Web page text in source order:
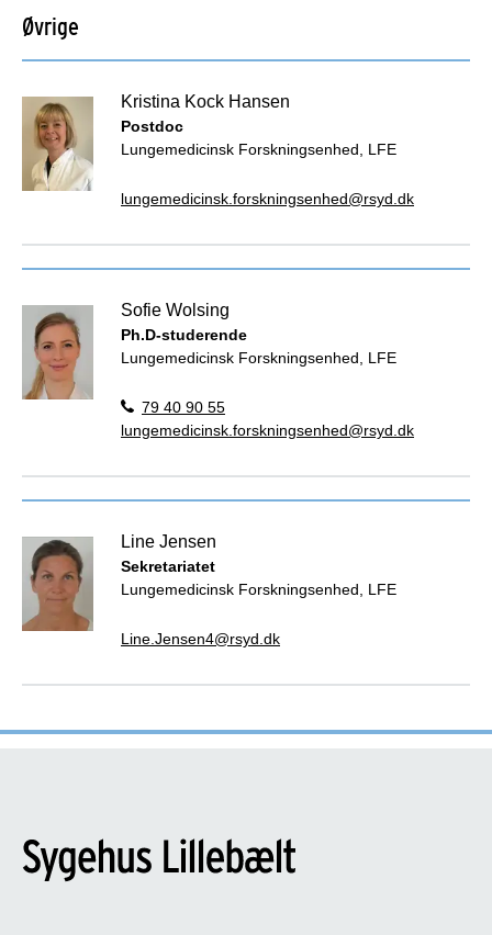
Øvrige
Kristina Kock Hansen
Postdoc
Lungemedicinsk Forskningsenhed, LFE
lungemedicinsk.forskningsenhed@rsyd.dk
Sofie Wolsing
Ph.D-studerende
Lungemedicinsk Forskningsenhed, LFE
79 40 90 55
lungemedicinsk.forskningsenhed@rsyd.dk
Line Jensen
Sekretariatet
Lungemedicinsk Forskningsenhed, LFE
Line.Jensen4@rsyd.dk